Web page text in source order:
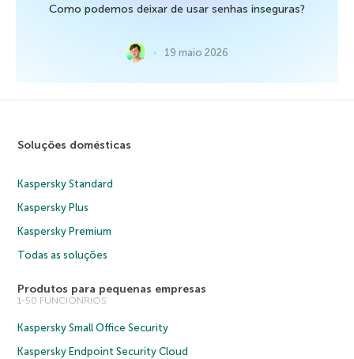
Como podemos deixar de usar senhas inseguras?
19 maio 2026
Soluções domésticas
Kaspersky Standard
Kaspersky Plus
Kaspersky Premium
Todas as soluções
Produtos para pequenas empresas
1-50 FUNCIONRIOS
Kaspersky Small Office Security
Kaspersky Endpoint Security Cloud